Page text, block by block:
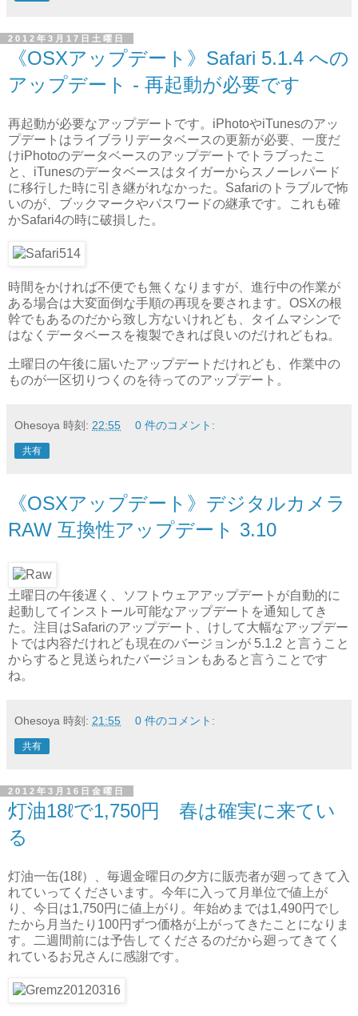
2012年3月17日土曜日
《OSXアップデート》Safari 5.1.4 への
アップデート - 再起動が必要です
再起動が必要なアップデートです。iPhotoやiTunesのアッ
プデートはライブラリデータベースの更新が必要、一度だ
けiPhotoのデータベースのアップデートでトラブったこ
と、iTunesのデータベースはタイガーからスノーレパード
に移行した時に引き継がれなかった。Safariのトラブルで怖
いのが、ブックマークやパスワードの継承です。これも確
かSafari4の時に破損した。
時間をかければ不便でも無くなりますが、進行中の作業が
ある場合は大変面倒な手順の再現を要されます。OSXの根
幹でもあるのだから致し方ないけれども、タイムマシンで
はなくデータベースを複製できれば良いのだけれどもね。
土曜日の午後に届いたアップデートだけれども、作業中の
ものが一区切りつくのを待ってのアップデート。
Ohesoya 時刻: 22:55 0 件のコメント:
共有
《OSXアップデート》デジタルカメラ
RAW 互換性アップデート 3.10
土曜日の午後遅く、ソフトウェアアップデートが自動的に
起動してインストール可能なアップデートを通知してき
た。注目はSafariのアップデート、けして大幅なアップデー
トでは内容だけれども現在のバージョンが 5.1.2 と言うこと
からすると見送られたバージョンもあると言うことです
ね。
Ohesoya 時刻: 21:55 0 件のコメント:
共有
2012年3月16日金曜日
灯油18ℓで1,750円 春は確実に来てい
る
灯油一缶(18ℓ）、毎週金曜日の夕方に販売者が廻ってきて入
れていってくださいます。今年に入って月単位で値上が
り、今日は1,750円に値上がり。年始めまでは1,490円でし
たから月当たり100円ずつ価格が上がってきたことになりま
す。二週間前には予告してくださるのだから廻ってきてく
れているお兄さんに感謝です。